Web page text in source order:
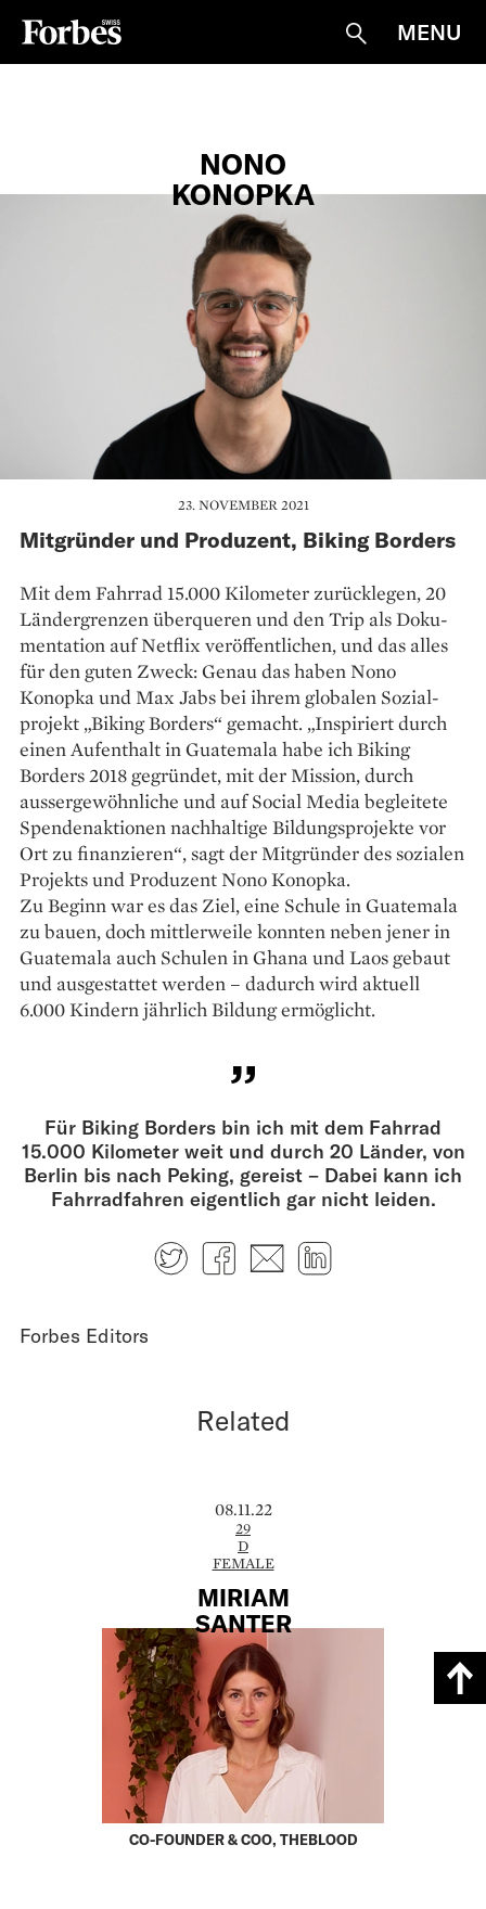
Suche
MENU
NONO
KONOPKA
23. NOVEMBER 2021
Mitgründer und Produzent, Biking Borders
Mit dem Fahrrad 15.000 Kilometer zurücklegen, 20
Ländergrenzen überqueren und den Trip als Doku­
mentation auf Netflix veröffentlichen, und das alles
für den guten Zweck: Genau das haben Nono
Konopka und Max Jabs bei ihrem globalen Sozial­
projekt „Biking Borders“ gemacht. „Inspiriert durch
einen Aufenthalt in Guatemala habe ich Biking
Borders 2018 gegründet, mit der Mission, durch
aussergewöhnliche und auf Social Media begleitete
Spendenaktionen nachhaltige Bildungsprojekte vor
Ort zu finanzieren“, sagt der Mitgründer des sozialen
Projekts und Produzent Nono Konopka.
Zu Beginn war es das Ziel, eine Schule in Guate­mala
zu bauen, doch mittlerweile konnten neben jener in
Guatemala auch Schulen in Ghana und Laos gebaut
und ausgestattet werden – dadurch wird aktuell
6.000 Kindern jährlich Bildung ermöglicht.
Für Biking Borders bin ich mit dem Fahrrad
15.000 Kilometer weit und durch 20 Länder, von
Berlin bis nach Peking, gereist – Dabei kann ich
Fahrradfahren eigentlich gar nicht leiden.
TwitterFacebook
E-mail
Forbes Editors
Related
08.11.22
29
D
FEMALE
MIRIAM
SANTER
CO-FOUNDER & COO, THEBLOOD